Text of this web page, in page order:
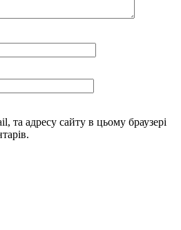
та адресу сайту в цьому браузері